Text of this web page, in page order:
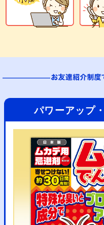
パワーアップ